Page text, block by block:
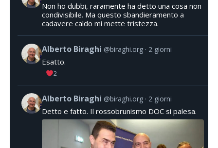
Non ho dubbi, raramente ha detto una cosa non
condivisibile. Ma questo sbandieramento a
cadavere caldo mi mette tristezza.
Alberto Biraghi @biraghi.org 2 giorni
Esatto.
2
Alberto Biraghi @biraghi.org 2 giorni
Detto e fatto. Il rossobrunismo DOC si palesa.